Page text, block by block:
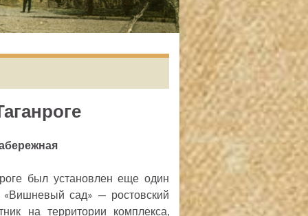
был установлен еще один
«Вишневый сад» — ростовский
на территории комплекса,